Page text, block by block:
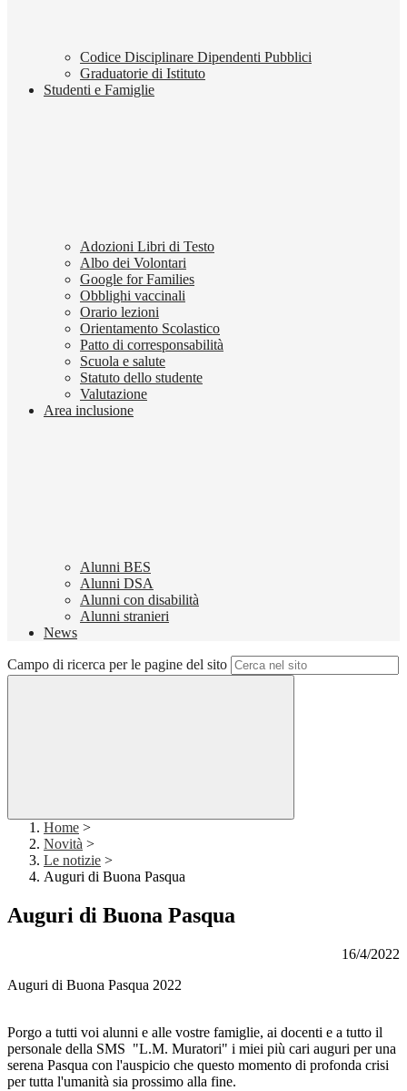
Codice Disciplinare Dipendenti Pubblici
Graduatorie di Istituto
Studenti e Famiglie
Adozioni Libri di Testo
Albo dei Volontari
Google for Families
Obblighi vaccinali
Orario lezioni
Orientamento Scolastico
Patto di corresponsabilità
Scuola e salute
Statuto dello studente
Valutazione
Area inclusione
Alunni BES
Alunni DSA
Alunni con disabilità
Alunni stranieri
News
Campo di ricerca per le pagine del sito
Home >
Novità >
Le notizie >
Auguri di Buona Pasqua
Auguri di Buona Pasqua
16/4/2022
Auguri di Buona Pasqua 2022
Porgo a tutti voi alunni e alle vostre famiglie, ai docenti e a tutto il
personale della SMS "L.M. Muratori" i miei più cari auguri per una
serena Pasqua con l'auspicio che questo momento di profonda crisi
per tutta l'umanità sia prossimo alla fine.